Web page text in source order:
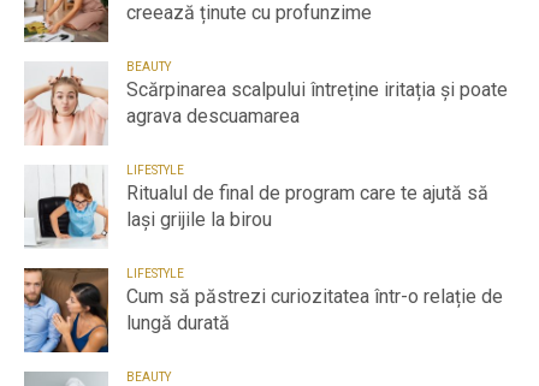
creează ținute cu profunzime
BEAUTY
Scărpinarea scalpului întreține iritația și poate
agrava descuamarea
LIFESTYLE
Ritualul de final de program care te ajută să
lași grijile la birou
LIFESTYLE
Cum să păstrezi curiozitatea într-o relație de
lungă durată
BEAUTY